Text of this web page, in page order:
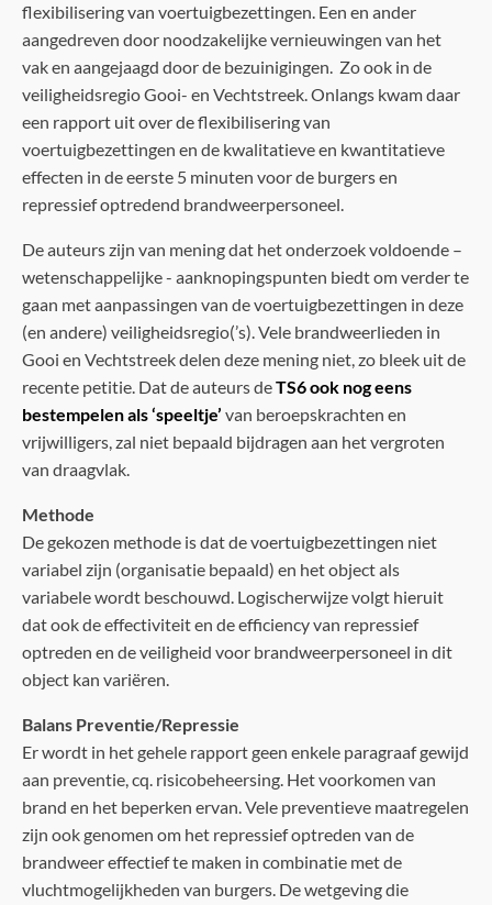
flexibilisering van voertuigbezettingen. Een en ander
aangedreven door noodzakelijke vernieuwingen van het
vak en aangejaagd door de bezuinigingen. Zo ook in de
veiligheidsregio Gooi- en Vechtstreek. Onlangs kwam daar
een rapport uit over de flexibilisering van
voertuigbezettingen en de kwalitatieve en kwantitatieve
effecten in de eerste 5 minuten voor de burgers en
repressief optredend brandweerpersoneel.
De auteurs zijn van mening dat het onderzoek voldoende –
wetenschappelijke - aanknopingspunten biedt om verder te
gaan met aanpassingen van de voertuigbezettingen in deze
(en andere) veiligheidsregio(’s). Vele brandweerlieden in
Gooi en Vechtstreek delen deze mening niet, zo bleek uit de
recente petitie. Dat de auteurs deTS6 ook nog eens
bestempelen als ‘speeltje’ van beroepskrachten en
vrijwilligers, zal niet bepaald bijdragen aan het vergroten
van draagvlak.
Methode
De gekozen methode is dat de voertuigbezettingen niet
variabel zijn (organisatie bepaald) en het object als
variabele wordt beschouwd. Logischerwijze volgt hieruit
dat ook de effectiviteit en de efficiency van repressief
optreden en de veiligheid voor brandweerpersoneel in dit
object kan variëren.
Balans Preventie/Repressie
Er wordt in het gehele rapport geen enkele paragraaf gewijd
aan preventie, cq. risicobeheersing. Het voorkomen van
brand en het beperken ervan. Vele preventieve maatregelen
zijn ook genomen om het repressief optreden van de
brandweer effectief te maken in combinatie met de
vluchtmogelijkheden van burgers. De wetgeving die